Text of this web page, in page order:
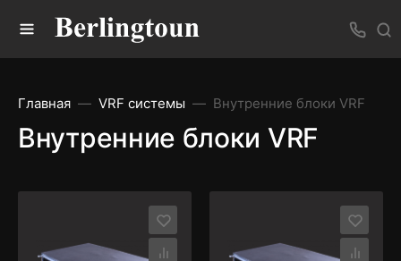
Главная VRF системы Внутренние блоки VRF
Внутренние блоки VRF